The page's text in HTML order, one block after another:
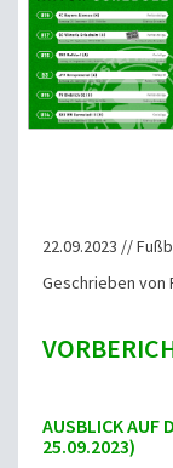
22.09.2023 //
Geschrieben von
AUSBLICK AUF
25.09.2023)